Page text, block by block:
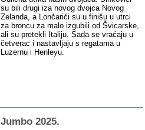
su bili drugi iza novog dvojca Novog
Zelanda, a Lončarići su u finišu u utrci
za broncu za malo izgubili od Švicarske,
ali su pretekli Italiju. Sada se vraćaju u
četverac i nastavljaju s regatama u
Luzernu i Henleyu.
Jumbo 2025.